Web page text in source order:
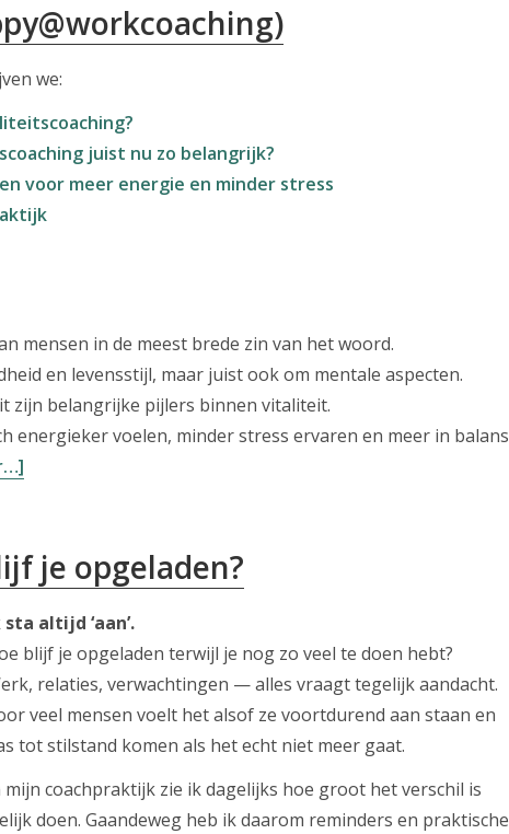
we:
juist nu zo belangrijk?
voor meer energie en minder stress
mensen in de meest brede zin van het woord.
en levensstijl, maar juist ook om mentale aspecten.
zijn belangrijke pijlers binnen vitaliteit.
energieker voelen, minder stress ervaren en meer in balans
je opgeladen?
sta altijd ‘aan’.
blijf je opgeladen terwijl je nog zo veel te doen hebt?
relaties, verwachtingen — alles vraagt tegelijk aandacht.
veel mensen voelt het alsof ze voortdurend aan staan en
tot stilstand komen als het echt niet meer gaat.
mijn coachpraktijk zie ik dagelijks hoe groot het verschil is
doen. Gaandeweg heb ik daarom reminders en praktische